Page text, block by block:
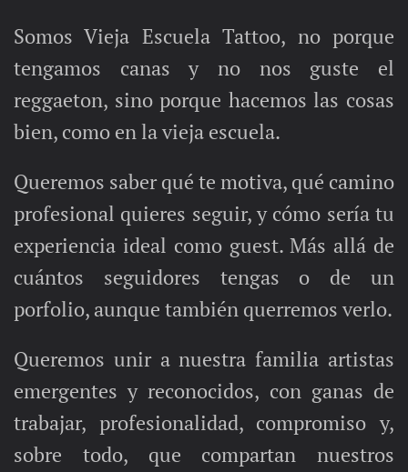
Somos Vieja Escuela Tattoo, no porque
tengamos canas y no nos guste el
reggaeton, sino porque hacemos las cosas
bien, como en la vieja escuela.
Queremos saber qué te motiva, qué camino
profesional quieres seguir, y cómo sería tu
experiencia ideal como guest. Más allá de
cuántos seguidores tengas o de un
porfolio, aunque también querremos verlo.
Queremos unir a nuestra familia artistas
emergentes y reconocidos, con ganas de
trabajar, profesionalidad, compromiso y,
sobre todo, que compartan nuestros